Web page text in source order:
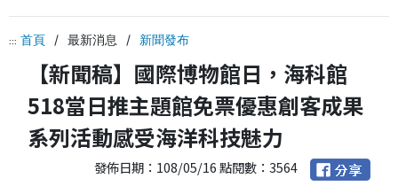
::: 首頁 / 最新消息 / 新聞發布
【新聞稿】國際博物館日，海科館
518當日推主題館免票優惠創客成果
系列活動感受海洋科技魅力
發佈日期：108/05/16 點閱數：3564